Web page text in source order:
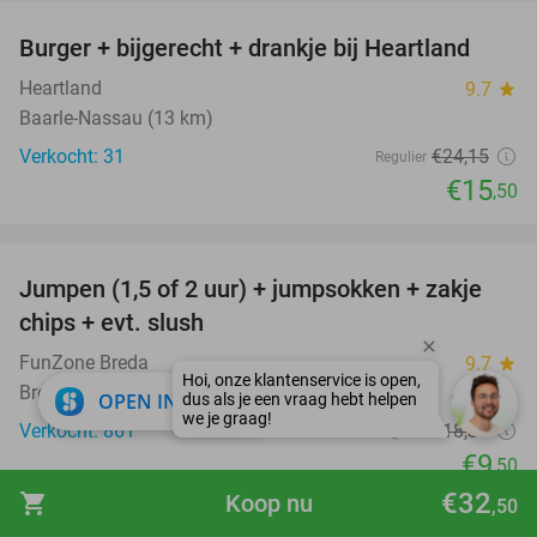
shopping_cart €32,50
Koop nu
36%
Burger + bijgerecht + drankje bij Heartland
Heartland 9.7 star
Baarle-Nassau (13 km)
Verkocht: 31
Regulier €24,15
€15,50
48%
Jumpen (1,5 of 2 uur) + jumpsokken + zakje
chips + evt. slush
FunZone Breda 9.7 star
Breda
Verkocht: 861
€18,30
€9,50
favorite_border
OPEN IN APP close